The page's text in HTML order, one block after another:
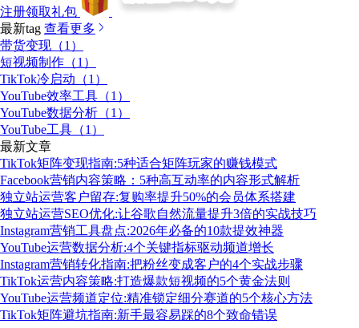
注册领取礼包
最新tag 查看更多
带货变现（1）
短视频制作（1）
TikTok冷启动（1）
YouTube效率工具（1）
YouTube数据分析（1）
YouTube工具（1）
最新文章
TikTok矩阵变现指南:5种适合矩阵玩家的赚钱模式
Facebook营销内容策略：5种高互动率的内容形式解析
独立站运营客户留存:复购率提升50%的会员体系搭建
独立站运营SEO优化:让谷歌自然流量提升3倍的实战技巧
Instagram营销工具盘点:2026年必备的10款提效神器
YouTube运营数据分析:4个关键指标驱动频道增长
Instagram营销转化指南:把粉丝变成客户的4个实战步骤
TikTok运营内容策略:打造爆款短视频的5个黄金法则
YouTube运营频道定位:精准锁定细分赛道的5个核心方法
TikTok矩阵避坑指南:新手最容易踩的8个致命错误